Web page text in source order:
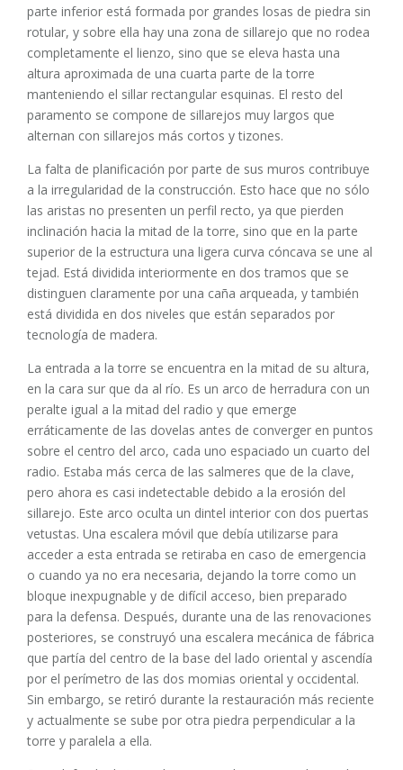
parte inferior está formada por grandes losas de piedra sin
rotular, y sobre ella hay una zona de sillarejo que no rodea
completamente el lienzo, sino que se eleva hasta una
altura aproximada de una cuarta parte de la torre
manteniendo el sillar rectangular esquinas. El resto del
paramento se compone de sillarejos muy largos que
alternan con sillarejos más cortos y tizones.
La falta de planificación por parte de sus muros contribuye
a la irregularidad de la construcción. Esto hace que no sólo
las aristas no presenten un perfil recto, ya que pierden
inclinación hacia la mitad de la torre, sino que en la parte
superior de la estructura una ligera curva cóncava se une al
tejad. Está dividida interiormente en dos tramos que se
distinguen claramente por una caña arqueada, y también
está dividida en dos niveles que están separados por
tecnología de madera.
La entrada a la torre se encuentra en la mitad de su altura,
en la cara sur que da al río. Es un arco de herradura con un
peralte igual a la mitad del radio y que emerge
erráticamente de las dovelas antes de converger en puntos
sobre el centro del arco, cada uno espaciado un cuarto del
radio. Estaba más cerca de las salmeres que de la clave,
pero ahora es casi indetectable debido a la erosión del
sillarejo. Este arco oculta un dintel interior con dos puertas
vetustas. Una escalera móvil que debía utilizarse para
acceder a esta entrada se retiraba en caso de emergencia
o cuando ya no era necesaria, dejando la torre como un
bloque inexpugnable y de difícil acceso, bien preparado
para la defensa. Después, durante una de las renovaciones
posteriores, se construyó una escalera mecánica de fábrica
que partía del centro de la base del lado oriental y ascendía
por el perímetro de las dos momias oriental y occidental.
Sin embargo, se retiró durante la restauración más reciente
y actualmente se sube por otra piedra perpendicular a la
torre y paralela a ella.